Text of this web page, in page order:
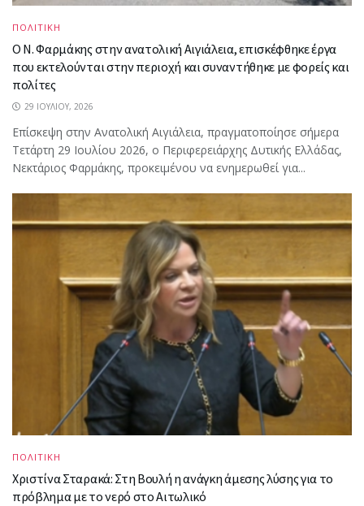
ΠΟΛΙΤΙΚΗ
Ο Ν. Φαρμάκης στην ανατολική Αιγιάλεια, επισκέφθηκε έργα
που εκτελούνται στην περιοχή και συναντήθηκε με φορείς και
πολίτες
29 ΙΟΥΛΊΟΥ, 2026
Επίσκεψη στην Ανατολική Αιγιάλεια, πραγματοποίησε σήμερα
Τετάρτη 29 Ιουλίου 2026, ο Περιφερειάρχης Δυτικής Ελλάδας,
Νεκτάριος Φαρμάκης, προκειμένου να ενημερωθεί για...
ΠΟΛΙΤΙΚΗ
Χριστίνα Σταρακά: Στη Βουλή η ανάγκη άμεσης λύσης για το
πρόβλημα με το νερό στο Αιτωλικό